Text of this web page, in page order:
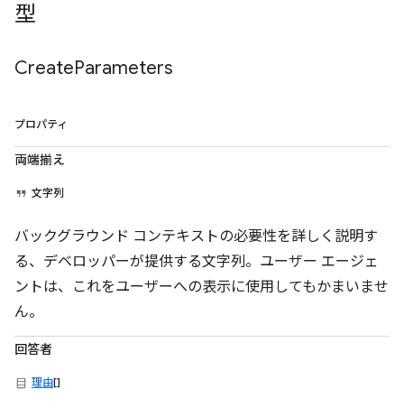
型
CreateParameters
プロパティ
両端揃え
文字列
バックグラウンド コンテキストの必要性を詳しく説明す
る、デベロッパーが提供する文字列。ユーザー エージェ
ントは、これをユーザーへの表示に使用してもかまいませ
ん。
回答者
理由[]